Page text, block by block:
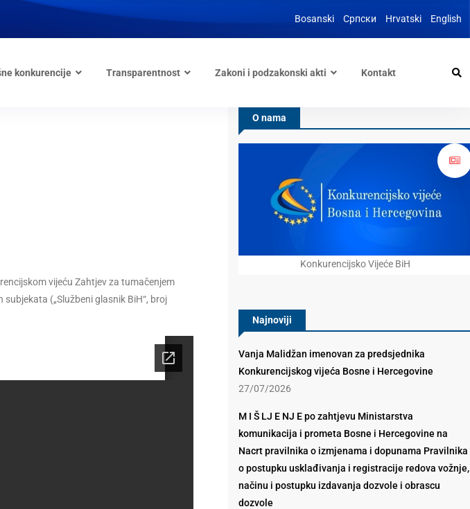
Bosanski Српски Hrvatski English
konkurencije Transparentnost Zakoni i podzakonski akti Kontakt
vijeću Zahtjev za tumačenjem
(„Službeni glasnik BiH“, broj
O nama
Konkurencijsko Vijeće BiH
Najnoviji
Vanja Malidžan imenovan za predsjednika
Konkurencijskog vijeća Bosne i Hercegovine
27/07/2026
M I Š LJ E NJ E po zahtjevu Ministarstva
komunikacija i prometa Bosne i Hercegovine na
Nacrt pravilnika o izmjenama i dopunama Pravilnika
o postupku usklađivanja i registracije redova vožnje,
načinu i postupku izdavanja dozvole i obrascu
dozvole